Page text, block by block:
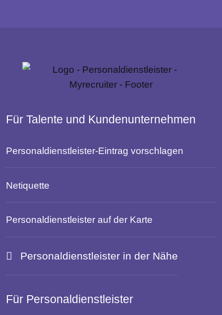
Für Talente und Kundenunternehmen
Personaldienstleister-Eintrag vorschlagen
Netiquette
Personaldienstleister auf der Karte
Personaldienstleister in der Nähe
Für Personaldienstleister